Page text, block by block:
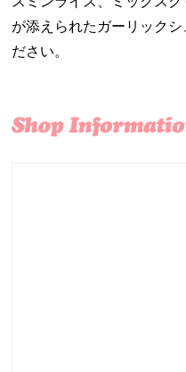
が添えられたガーリック
ださい。